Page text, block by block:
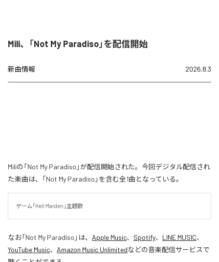
Mili、「Not My Paradiso」を配信開始
新曲情報 2026.8.3
Miliの「Not My Paradiso」が配信開始された。今回デジタル配信され
た楽曲は、「Not My Paradiso」を含む全1曲となっている。
ゲーム「Hell Maiden」主題歌
なお「Not My Paradiso 」は、 Apple Music、 Spotify、 LINE MUSIC、
YouTube Music、 Amazon Music Unlimitedなどの音楽配信サービスで